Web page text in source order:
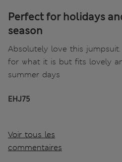
Perfect for holidays
season
Absolutely love this
for what it is but fits lovely
summer days
EHJ75
Voir tous les
commentaires